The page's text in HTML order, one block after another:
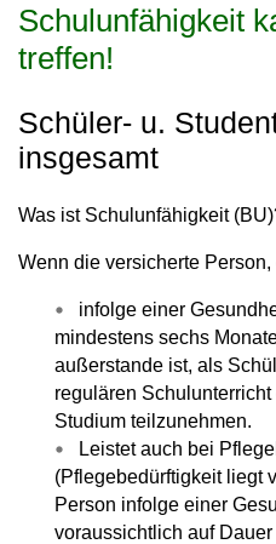
Schulunfähigkeit
treffen!
Schüler- u.
insgesamt
Was ist Schulunfähigkeit
Wenn die versicherte
infolge einer
mindestens sechs
außerstande ist, als
regulären Schulunterricht
Studium teilzunehmen.
Leistet auch bei
(Pflegebedürftigkeit liegt
Person infolge einer
voraussichtlich auf Dauer